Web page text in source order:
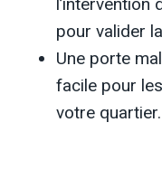
pour valider la
Une porte
facile pour
votre quartier.